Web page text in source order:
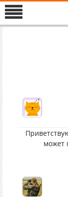
может